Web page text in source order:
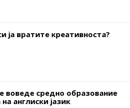
ја вратите креативноста?
воведе средно образование
англиски јазик